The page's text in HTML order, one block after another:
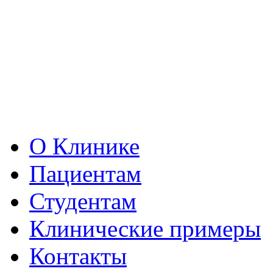
О Клинике
Пациентам
Студентам
Клинические примеры
Контакты